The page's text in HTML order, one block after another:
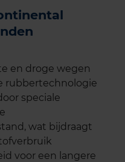
en droge wegen
rubbertechnologie
speciale
wat bijdraagt
voor een langere